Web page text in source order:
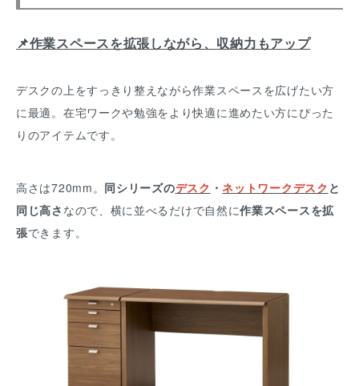
📌作業スペースを拡張しながら、収納力もアップ
デスクの上をすっきり整えながら作業スペースを広げたい方
に最適。在宅ワークや勉強をより快適に進めたい方にぴった
りのアイテムです。
高さは720mm。 同シリーズのデスク ・ネットワークデスク と
同じ高さ なので、横に並べるだけで自然に作業スペースを拡
張できます。